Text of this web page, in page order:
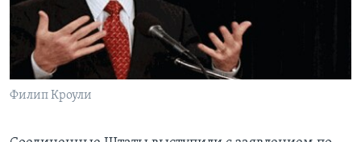
Learning English
СОЦИАЛЬНЫЕ СЕТИ
Филип Кроули